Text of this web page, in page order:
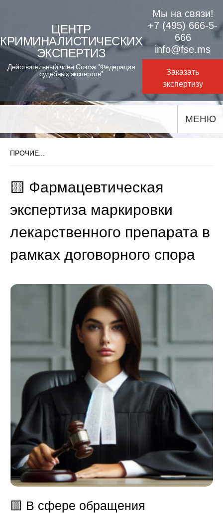
content
ЦЕНТР
КРИМИНАЛИСТИЧЕСКИХ
ЭКСПЕРТИЗ
Действительный член Союза "Федерация
судебных экспертов"
Мы на связи!
+7 (495) 666-5-
666
info@fse.ms
Заказать
экспертизу
МЕНЮ
ПРОЧИЕ...
🟨 Фармацевтическая
экспертиза маркировки
лекарственного препарата в
рамках договорного спора
🟨 В сфере обращения